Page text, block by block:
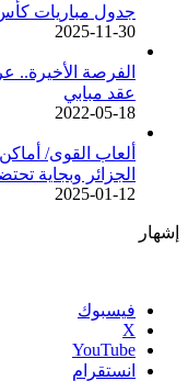
جدول مباريات كأس العرب 2025 والقنوات
2025-11-30
الفرصة
عقد مبابي
2022-05-18
الجزائر وبجاية
2025-01-12
إشهار
فيسبوك
‫X
‫YouTube
انستقرام